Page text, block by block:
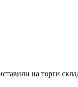
на торги